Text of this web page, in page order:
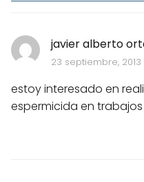
javier alberto
23 septiembre, 2013
estoy interesado en
espermicida en